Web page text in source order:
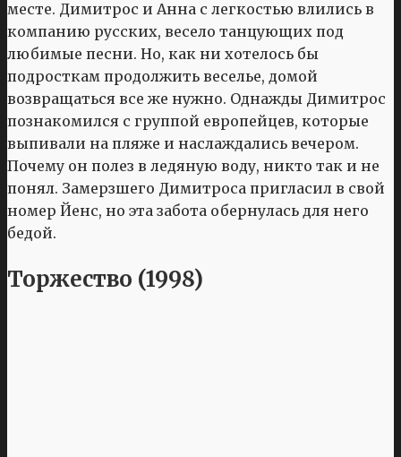
месте. Димитрос и Анна с легкостью влились в
компанию русских, весело танцующих под
любимые песни. Но, как ни хотелось бы
подросткам продолжить веселье, домой
возвращаться все же нужно. Однажды Димитрос
познакомился с группой европейцев, которые
выпивали на пляже и наслаждались вечером.
Почему он полез в ледяную воду, никто так и не
понял. Замерзшего Димитроса пригласил в свой
номер Йенс, но эта забота обернулась для него
бедой.
Торжество (1998)